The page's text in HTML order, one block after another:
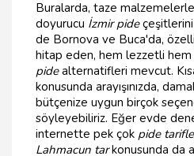
Buralarda, taze malzemelerle
doyurucu İzmir pideçeşitlerini
de Bornova ve Buca'da,
hitap eden, hem lezzetli hem
pidealternatifleri mevcut.
konusunda arayışınızda,
bütçenize uygun birçok
söyleyebiliriz. Eğer evde
internette pek çok pide
Lahmacun tarkonusunda da